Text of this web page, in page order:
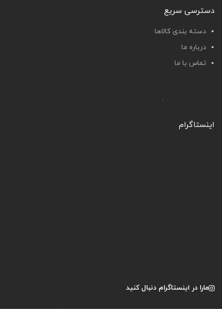
دسترسی سریع
دسته بندی کالاها
درباره ما
تماس با ما
اینستاگرام
مارا در اینستاگرام دنبال کنید